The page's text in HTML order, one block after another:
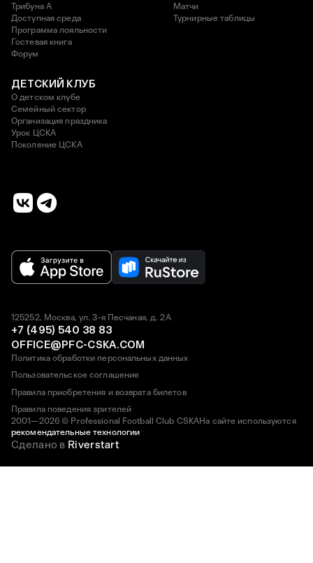
Трибуна А
Доступная среда
Программа лояльности
Гостевая книга
Форум
Матчи
Турнирные таблицы
ДЕТСКИЙ КЛУБ
О детском клубе
Семейный сектор
Организация праздника
Урок ЦСКА
Поколение ЦСКА
2001—2026 © Professional Football Club CSKAНа сайте используются
рекомендательные технологии
125252, Москва, ул. 3-я Песчаная, д. 2А
+7 (495) 540 38 83
OFFICE@PFC-CSKA.COM
Политика обработки персональных данных
Пользовательское соглашение
Правила приобретения и возврата билетов
Правила поведения зрителей
Сделано в Riverstart